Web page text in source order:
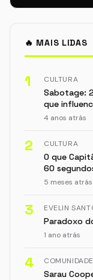
🔥 MAIS LIDAS
1 CULTURA
Sabotage:
que
4 anos atrás
2 CULTURA
O que
60
5 meses atrás
3 EVELIN
Paradoxo
1 ano atrás
4 COMUNIDADE
Sarau